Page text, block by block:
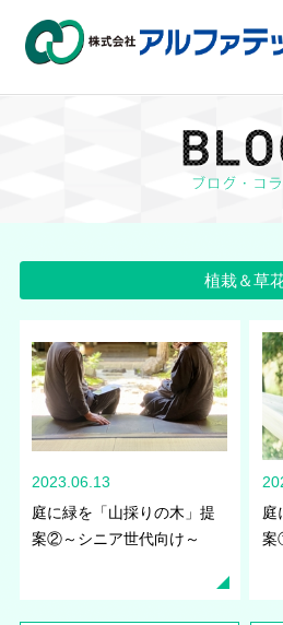
植栽＆草
2023.06.13
庭に緑を「山採りの木」提
案②～シニア世代向け～
庭
案